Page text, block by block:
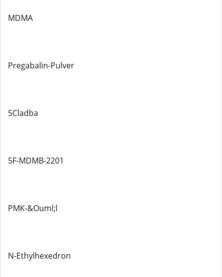
MDMA
Pregabalin-Pulver
5Cladba
5F-MDMB-2201
PMK-&Ouml;l
N-Ethylhexedron